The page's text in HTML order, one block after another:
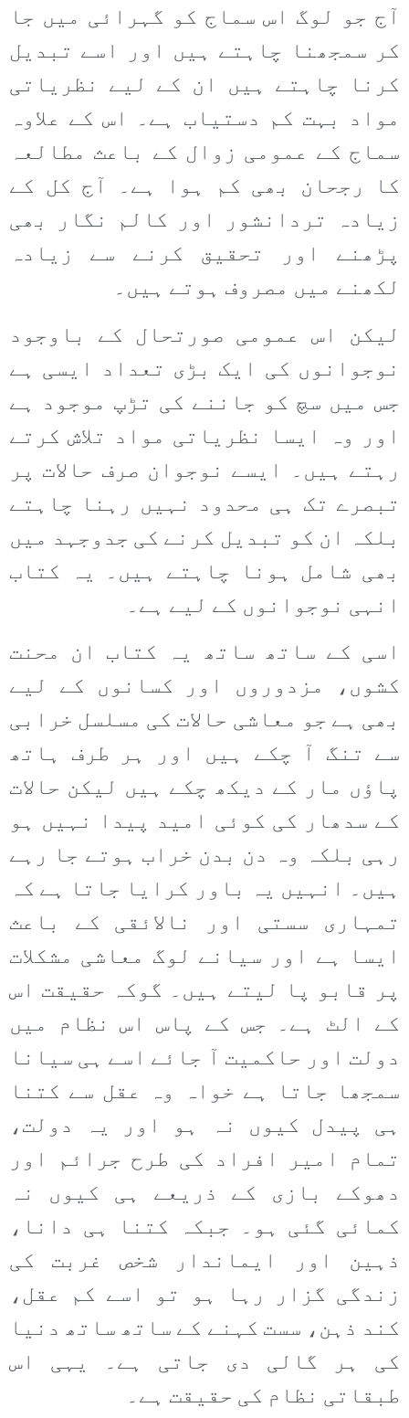
آج جو لوگ اس سماج کو گہرائی میں جا
کر سمجھنا چاہتے ہیں اور اسے تبدیل
کرنا چاہتے ہیں ان کے لیے نظریاتی
مواد بہت کم دستیاب ہے۔ اس کے علاوہ
سماج کے عمومی زوال کے باعث مطالعہ
کا رجحان بھی کم ہوا ہے۔ آج کل کے
زیادہ تردانشور اور کالم نگار بھی
پڑھنے اور تحقیق کرنے سے زیادہ
لکھنے میں مصروف ہوتے ہیں۔
لیکن اس عمومی صورتحال کے باوجود
نوجوانوں کی ایک بڑی تعداد ایسی ہے
جس میں سچ کو جاننے کی تڑپ موجود ہے
اور وہ ایسا نظریاتی مواد تلاش کرتے
رہتے ہیں۔ ایسے نوجوان صرف حالات پر
تبصرے تک ہی محدود نہیں رہنا چاہتے
بلکہ ان کو تبدیل کرنے کی جدوجہد میں
بھی شامل ہونا چاہتے ہیں۔ یہ کتاب
انہی نوجوانوں کے لیے ہے۔
اسی کے ساتھ ساتھ یہ کتاب ان محنت
کشوں، مزدوروں اور کسانوں کے لیے
بھی ہے جو معاشی حالات کی مسلسل خرابی
سے تنگ آ چکے ہیں اور ہر طرف ہاتھ
پاؤں مار کے دیکھ چکے ہیں لیکن حالات
کے سدھار کی کوئی امید پیدا نہیں ہو
رہی بلکہ وہ دن بدن خراب ہوتے جا رہے
ہیں۔ انہیں یہ باور کرایا جاتا ہے کہ
تمہاری سستی اور نالائقی کے باعث
ایسا ہے اور سیانے لوگ معاشی مشکلات
پر قابو پا لیتے ہیں۔ گوکہ حقیقت اس
کے الٹ ہے۔ جس کے پاس اس نظام میں
دولت اور حاکمیت آ جائے اسے ہی سیانا
سمجھا جاتا ہے خواہ وہ عقل سے کتنا
ہی پیدل کیوں نہ ہو اور یہ دولت،
تمام امیر افراد کی طرح جرائم اور
دھوکے بازی کے ذریعے ہی کیوں نہ
کمائی گئی ہو۔ جبکہ کتنا ہی دانا،
ذہین اور ایماندار شخص غربت کی
زندگی گزار رہا ہو تو اسے کم عقل،
کند ذہن، سست کہنے کے ساتھ ساتھ دنیا
کی ہر گالی دی جاتی ہے۔ یہی اس
طبقاتی نظام کی حقیقت ہے۔